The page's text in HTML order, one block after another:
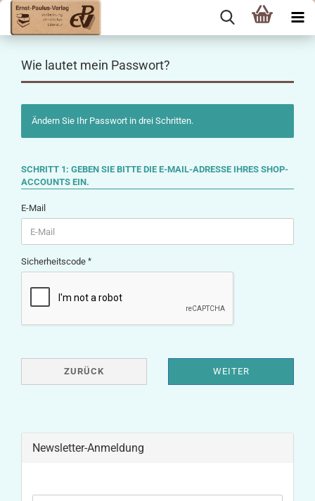
Wie lautet mein Passwort?
Ändern Sie Ihr Passwort in drei Schritten.
SCHRITT 1: GEBEN SIE BITTE DIE E-MAIL-ADRESSE IHRES SHOP-
ACCOUNTS EIN.
E-Mail
Sicherheitscode
ZURÜCK WEITER
Newsletter-Anmeldung